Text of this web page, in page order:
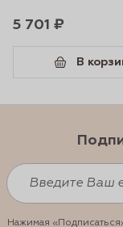
5 701 ₽
В
Нажимая